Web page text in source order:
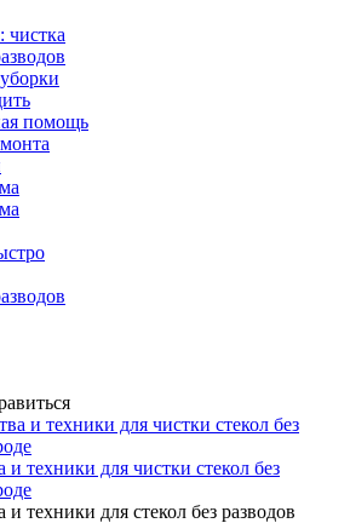
чистка
помощь
и техники для чистки стекол без
техники для стекол без разводов